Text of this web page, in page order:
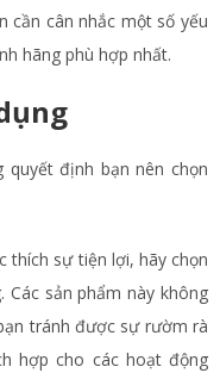
cần cân nhắc một số yếu
hãng phù hợp nhất.
định bạn nên chọn
thích sự tiện lợi, hãy chọn
Các sản phẩm này không
tránh được sự rườm rà
hợp cho các hoạt động